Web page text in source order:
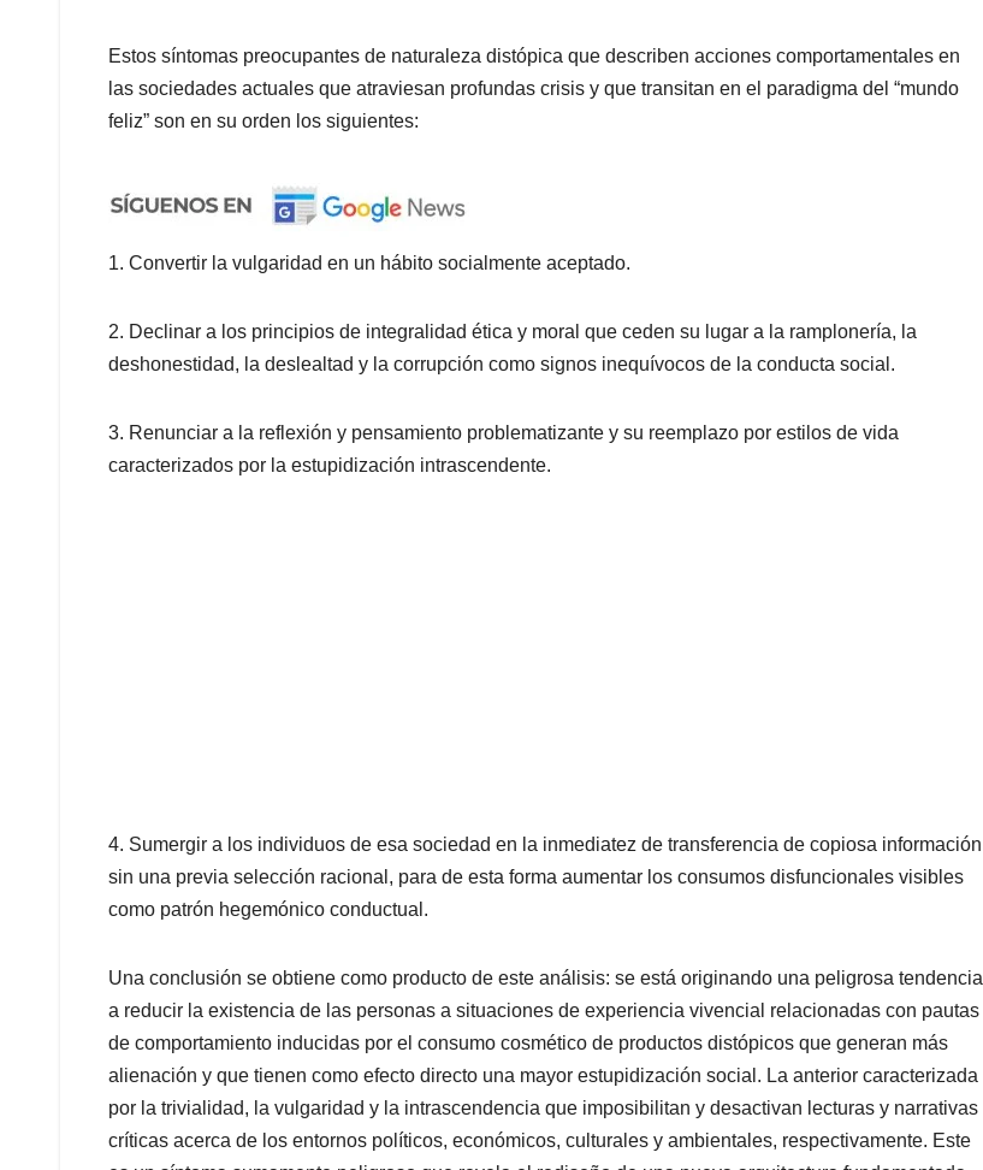
Estos síntomas preocupantes de naturaleza distópica que describen acciones comportamentales en
las sociedades actuales que atraviesan profundas crisis y que transitan en el paradigma del “mundo
feliz” son en su orden los siguientes:
1. Convertir la vulgaridad en un hábito socialmente aceptado.
2. Declinar a los principios de integralidad ética y moral que ceden su lugar a la ramplonería, la
deshonestidad, la deslealtad y la corrupción como signos inequívocos de la conducta social.
3. Renunciar a la reflexión y pensamiento problematizante y su reemplazo por estilos de vida
caracterizados por la estupidización intrascendente.
4. Sumergir a los individuos de esa sociedad en la inmediatez de transferencia de copiosa información
sin una previa selección racional, para de esta forma aumentar los consumos disfuncionales visibles
como patrón hegemónico conductual.
Una conclusión se obtiene como producto de este análisis: se está originando una peligrosa tendencia
a reducir la existencia de las personas a situaciones de experiencia vivencial relacionadas con pautas
de comportamiento inducidas por el consumo cosmético de productos distópicos que generan más
alienación y que tienen como efecto directo una mayor estupidización social. La anterior caracterizada
por la trivialidad, la vulgaridad y la intrascendencia que imposibilitan y desactivan lecturas y narrativas
críticas acerca de los entornos políticos, económicos, culturales y ambientales, respectivamente. Este